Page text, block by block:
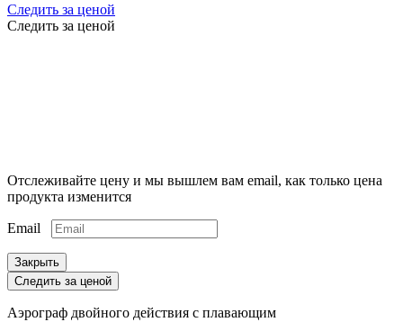
Следить за ценой
Следить за ценой
Отслеживайте цену и мы вышлем вам email, как только цена
продукта изменится
Email
Закрыть
Следить за ценой
Аэрограф двойного действия с плавающим